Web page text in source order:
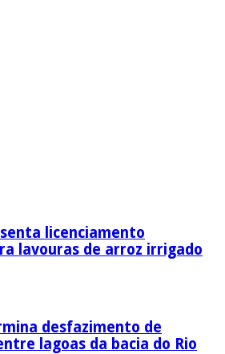
licenciamento
lavouras de arroz irrigado
desfazimento de
lagoas da bacia do Rio